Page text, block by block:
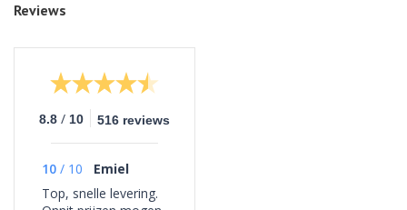
Reviews
8.8 / 10 516 reviews
10 / 10
Emiel
Top, snelle levering.